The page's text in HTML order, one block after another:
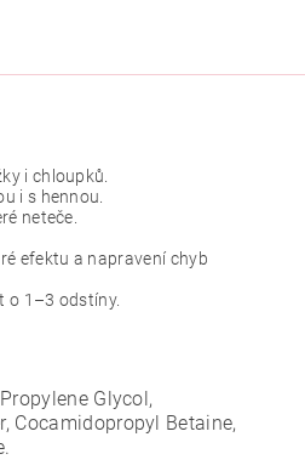
i chloupků.
i s hennou.
neteče.
efektu a napravení chyb
o 1–3 odstíny.
Glycol,
Cocamidopropyl Betaine,